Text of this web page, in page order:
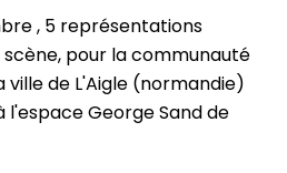
, 5 représentations
scène, pour la communauté
de L'Aigle (normandie)
l'espace George Sand de